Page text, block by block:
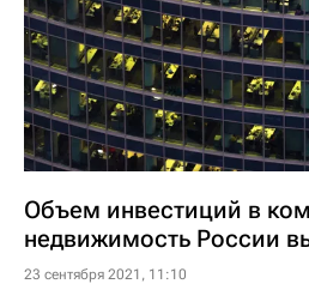
Объем инвестиций в
недвижимость России
23 сентября 2021, 11:10